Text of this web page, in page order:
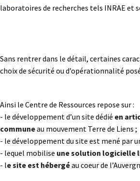
laboratoires de recherches tels INRAE et
Sans rentrer dans le détail, certaines
choix de sécurité ou d’opérationnalité
Ainsi le Centre de Ressources repose sur :
- le développement d’un site dédié en
communeau mouvement Terre de Liens ;
- le développement du site est mené par
- lequel mobilise une solution logicielle
- le site est hébergéau coeur de